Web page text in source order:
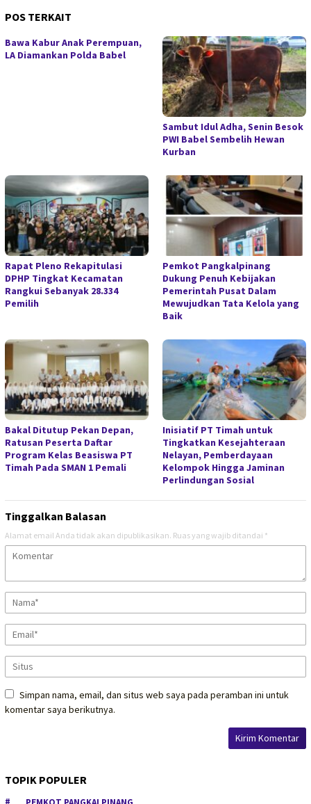
POS TERKAIT
Bawa Kabur Anak Perempuan,
LA Diamankan Polda Babel
Sambut Idul Adha, Senin Besok
PWI Babel Sembelih Hewan
Kurban
Rapat Pleno Rekapitulasi
DPHP Tingkat Kecamatan
Rangkui Sebanyak 28.334
Pemilih
Pemkot Pangkalpinang
Dukung Penuh Kebijakan
Pemerintah Pusat Dalam
Mewujudkan Tata Kelola yang
Baik
Bakal Ditutup Pekan Depan,
Ratusan Peserta Daftar
Program Kelas Beasiswa PT
Timah Pada SMAN 1 Pemali
Inisiatif PT Timah untuk
Tingkatkan Kesejahteraan
Nelayan, Pemberdayaan
Kelompok Hingga Jaminan
Perlindungan Sosial
Tinggalkan Balasan
Alamat email Anda tidak akan dipublikasikan. Ruas yang wajib ditandai *
Simpan nama, email, dan situs web saya pada peramban ini untuk
komentar saya berikutnya.
TOPIK POPULER